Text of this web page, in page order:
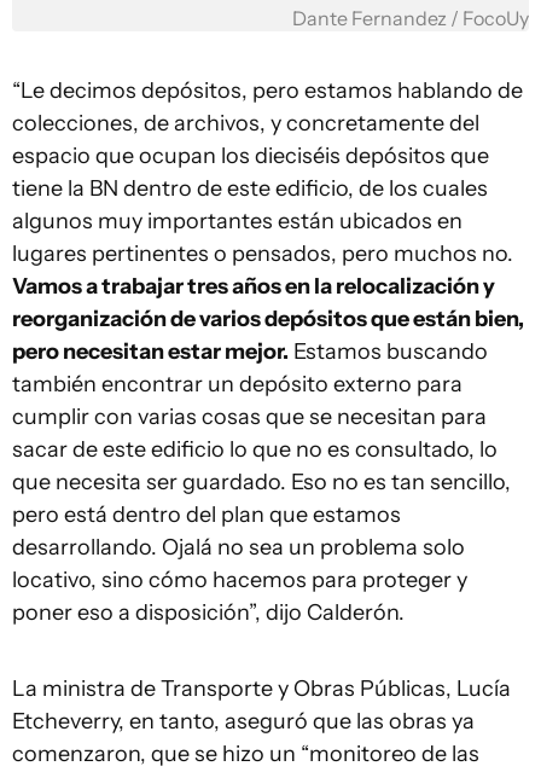
Dante Fernandez / FocoUy
“Le decimos depósitos, pero estamos hablando de
colecciones, de archivos, y concretamente del
espacio que ocupan los dieciséis depósitos que
tiene la BN dentro de este edificio, de los cuales
algunos muy importantes están ubicados en
lugares pertinentes o pensados, pero muchos no.
Vamos a trabajar tres años en la relocalización y
reorganización de varios depósitos que están bien,
pero necesitan estar mejor. Estamos buscando
también encontrar un depósito externo para
cumplir con varias cosas que se necesitan para
sacar de este edificio lo que no es consultado, lo
que necesita ser guardado. Eso no es tan sencillo,
pero está dentro del plan que estamos
desarrollando. Ojalá no sea un problema solo
locativo, sino cómo hacemos para proteger y
poner eso a disposición”, dijo Calderón.
La ministra de Transporte y Obras Públicas, Lucía
Etcheverry, en tanto, aseguró que las obras ya
comenzaron, que se hizo un “monitoreo de las